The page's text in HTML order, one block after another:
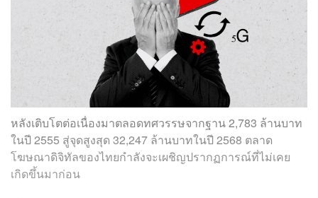
หลังเติบโตต่อเนื่องมาตลอดทศวรรษจากฐาน 2,783 ล้านบาท
ในปี 2555 สู่จุดสูงสุด 32,247 ล้านบาทในปี 2568 ตลาด
โฆษณาดิจิทัลของไทยกำลังจะเผชิญปรากฏการณ์ที่ไม่เคย
เกิดขึ้นมาก่อน